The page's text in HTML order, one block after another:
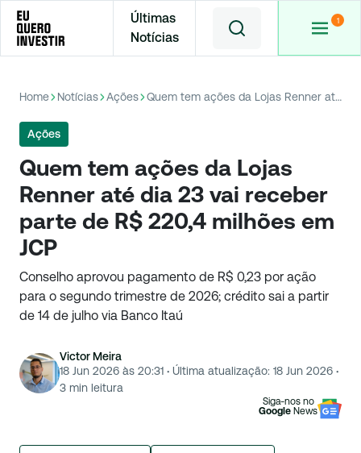
Últimas
Notícias
Home Notícias Ações Quem tem ações da Lojas Renner até dia 23 vai receber parte de R$ 220,4 milhões em JCP
Ações
Quem tem ações da Lojas
Renner até dia 23 vai receber
parte de R$ 220,4 milhões em
JCP
Conselho aprovou pagamento de R$ 0,23 por ação
para o segundo trimestre de 2026; crédito sai a partir
de 14 de julho via Banco Itaú
Victor Meira
18 Jun 2026 às 20:31 · Última atualização: 18 Jun 2026 ·
3 min leitura
Siga-nos no
Google News